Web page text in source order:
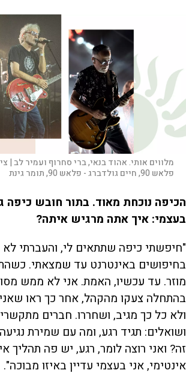
מלווים אותי. אהוד בנאי, ברי סחרוף ועמיר לב |
פלאש 90, חיים גולדברג - פלאש 90, תומר גינת
הכיפה נוכחת מאוד. בתור חובש כיפה
בעצמי: איך אתה מרגיש איתה?
"חיפשתי כיפה שתתאים לי, והעברתי
בחיפושים באינטרנט עד שמצאתי.
מוזר. עד עכשיו, האמת. אני לא ממש
בהתחלה צעקו מהקהל, אחר כך ראו שאני
ולא כל כך מגיב, ושחררו. חברים
ושואלים: תגיד רגע, ומה עם שמירת
זה? ואני רוצה לומר, רגע, יש פה תהליך
אינטימי, אני בעצמי עדיין באיזו מבוכה".